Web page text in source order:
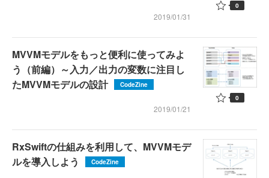
2019/01/31
0
MVVMモデルをもっと便利に使ってみよ
う（前編）～入力／出力の変数に注目し
たMVVMモデルの設計
CodeZine
2019/01/21
0
RxSwiftの仕組みを利用して、MVVMモデ
ルを導入しよう
CodeZine